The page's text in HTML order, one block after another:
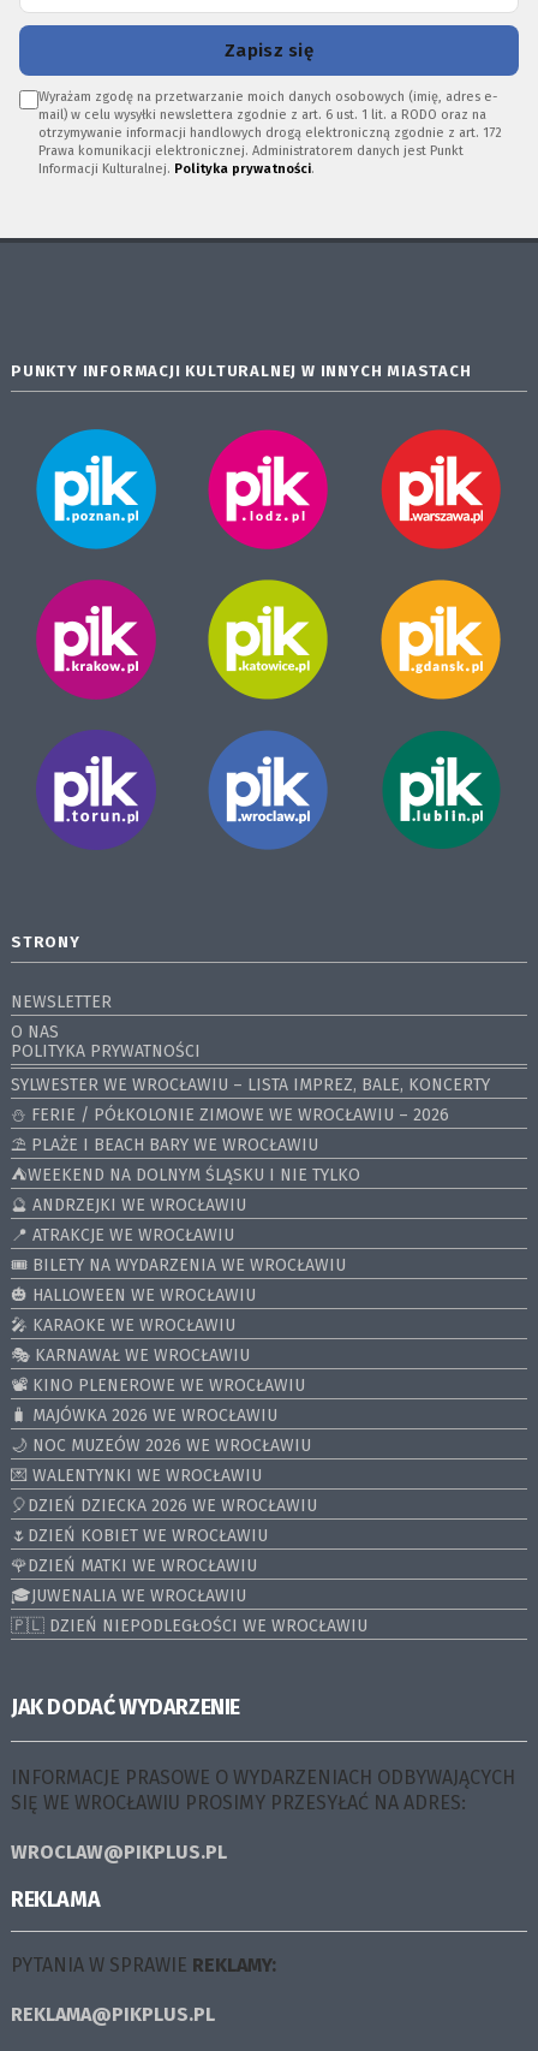
Zapisz się
Wyrażam zgodę na przetwarzanie moich danych osobowych (imię, adres e-
mail) w celu wysyłki newslettera zgodnie z art. 6 ust. 1 lit. a RODO oraz na
otrzymywanie informacji handlowych drogą elektroniczną zgodnie z art. 172
Prawa komunikacji elektronicznej. Administratorem danych jest Punkt
Informacji Kulturalnej. Polityka prywatności.
PUNKTY INFORMACJI KULTURALNEJ W INNYCH MIASTACH
STRONY
NEWSLETTER
O NAS
POLITYKA PRYWATNOŚCI
SYLWESTER WE WROCŁAWIU – LISTA IMPREZ, BALE, KONCERTY
⛄️ FERIE / PÓŁKOLONIE ZIMOWE WE WROCŁAWIU – 2026
⛱️ PLAŻE I BEACH BARY WE WROCŁAWIU
⛺️WEEKEND NA DOLNYM ŚLĄSKU I NIE TYLKO
🔮 ANDRZEJKI WE WROCŁAWIU
📍 ATRAKCJE WE WROCŁAWIU
🎟️ BILETY NA WYDARZENIA WE WROCŁAWIU
🎃 HALLOWEEN WE WROCŁAWIU
🎤 KARAOKE WE WROCŁAWIU
🎭 KARNAWAŁ WE WROCŁAWIU
📽️ KINO PLENEROWE WE WROCŁAWIU
🧳 MAJÓWKA 2026 WE WROCŁAWIU
🌙 NOC MUZEÓW 2026 WE WROCŁAWIU
💌 WALENTYNKI WE WROCŁAWIU
🎈DZIEŃ DZIECKA 2026 WE WROCŁAWIU
🌷DZIEŃ KOBIET WE WROCŁAWIU
🌹DZIEŃ MATKI WE WROCŁAWIU
🎓JUWENALIA WE WROCŁAWIU
🇵🇱 DZIEŃ NIEPODLEGŁOŚCI WE WROCŁAWIU
JAK DODAĆ WYDARZENIE
INFORMACJE PRASOWE O WYDARZENIACH ODBYWAJĄCYCH
SIĘ WE WROCŁAWIU PROSIMY PRZESYŁAĆ NA ADRES:
WROCLAW@PIKPLUS.PL
REKLAMA
PYTANIA W SPRAWIE REKLAMY:
REKLAMA@PIKPLUS.PL